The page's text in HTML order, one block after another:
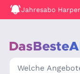
Jahresabo
Suche